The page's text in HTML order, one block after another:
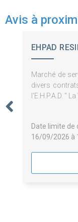
Avis à
EHPAD
Marché de
divers
l'E.H.P.A.D. "
Date limite de
16/09/2026 à